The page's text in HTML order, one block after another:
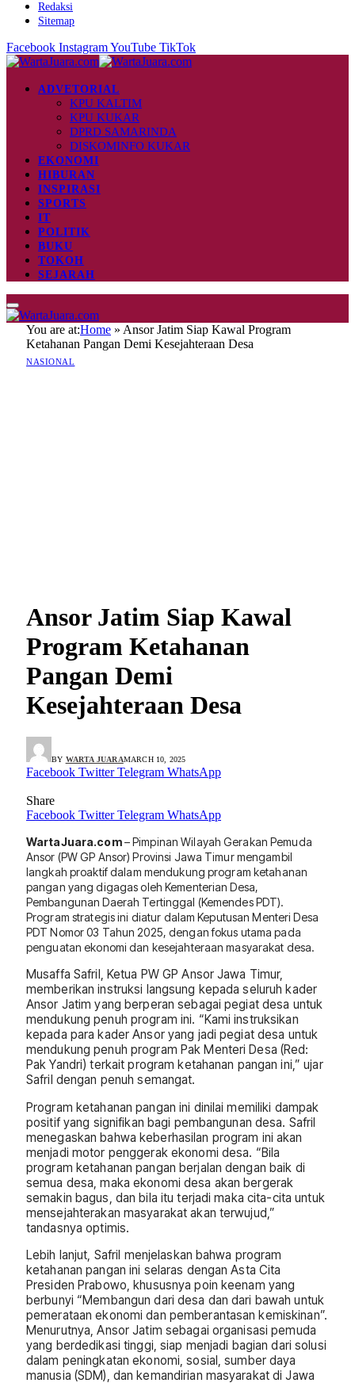
Redaksi
Sitemap
Facebook InstagramYouTube TikTok
ADVETORIAL
KPU KALTIM
KPU KUKAR
DPRD SAMARINDA
DISKOMINFO KUKAR
EKONOMI
HIBURAN
INSPIRASI
SPORTS
IT
POLITIK
BUKU
TOKOH
SEJARAH
You are at:Home » Ansor Jatim Siap Kawal Program
Ketahanan Pangan Demi Kesejahteraan Desa
NASIONAL
Ansor Jatim Siap Kawal
Program Ketahanan
Pangan Demi
Kesejahteraan Desa
BY WARTA JUARAMARCH 10, 2025
Facebook Twitter Telegram WhatsApp
Share
Facebook Twitter Telegram WhatsApp
WartaJuara.com– Pimpinan Wilayah Gerakan Pemuda
Ansor (PW GP Ansor) Provinsi Jawa Timur mengambil
langkah proaktif dalam mendukung program ketahanan
pangan yang digagas oleh Kementerian Desa,
Pembangunan Daerah Tertinggal (Kemendes PDT).
Program strategis ini diatur dalam Keputusan Menteri Desa
PDT Nomor 03 Tahun 2025, dengan fokus utama pada
penguatan ekonomi dan kesejahteraan masyarakat desa.
Musaffa Safril, Ketua PW GP Ansor Jawa Timur,
memberikan instruksi langsung kepada seluruh kader
Ansor Jatim yang berperan sebagai pegiat desa untuk
mendukung penuh program ini. “Kami instruksikan
kepada para kader Ansor yang jadi pegiat desa untuk
mendukung penuh program Pak Menteri Desa (Red:
Pak Yandri) terkait program ketahanan pangan ini,” ujar
Safril dengan penuh semangat.
Program ketahanan pangan ini dinilai memiliki dampak
positif yang signifikan bagi pembangunan desa. Safril
menegaskan bahwa keberhasilan program ini akan
menjadi motor penggerak ekonomi desa. “Bila
program ketahanan pangan berjalan dengan baik di
semua desa, maka ekonomi desa akan bergerak
semakin bagus, dan bila itu terjadi maka cita-cita untuk
mensejahterakan masyarakat akan terwujud,”
tandasnya optimis.
Lebih lanjut, Safril menjelaskan bahwa program
ketahanan pangan ini selaras dengan Asta Cita
Presiden Prabowo, khususnya poin keenam yang
berbunyi “Membangun dari desa dan dari bawah untuk
pemerataan ekonomi dan pemberantasan kemiskinan”.
Menurutnya, Ansor Jatim sebagai organisasi pemuda
yang berdedikasi tinggi, siap menjadi bagian dari solusi
dalam peningkatan ekonomi, sosial, sumber daya
manusia (SDM), dan kemandirian masyarakat di Jawa